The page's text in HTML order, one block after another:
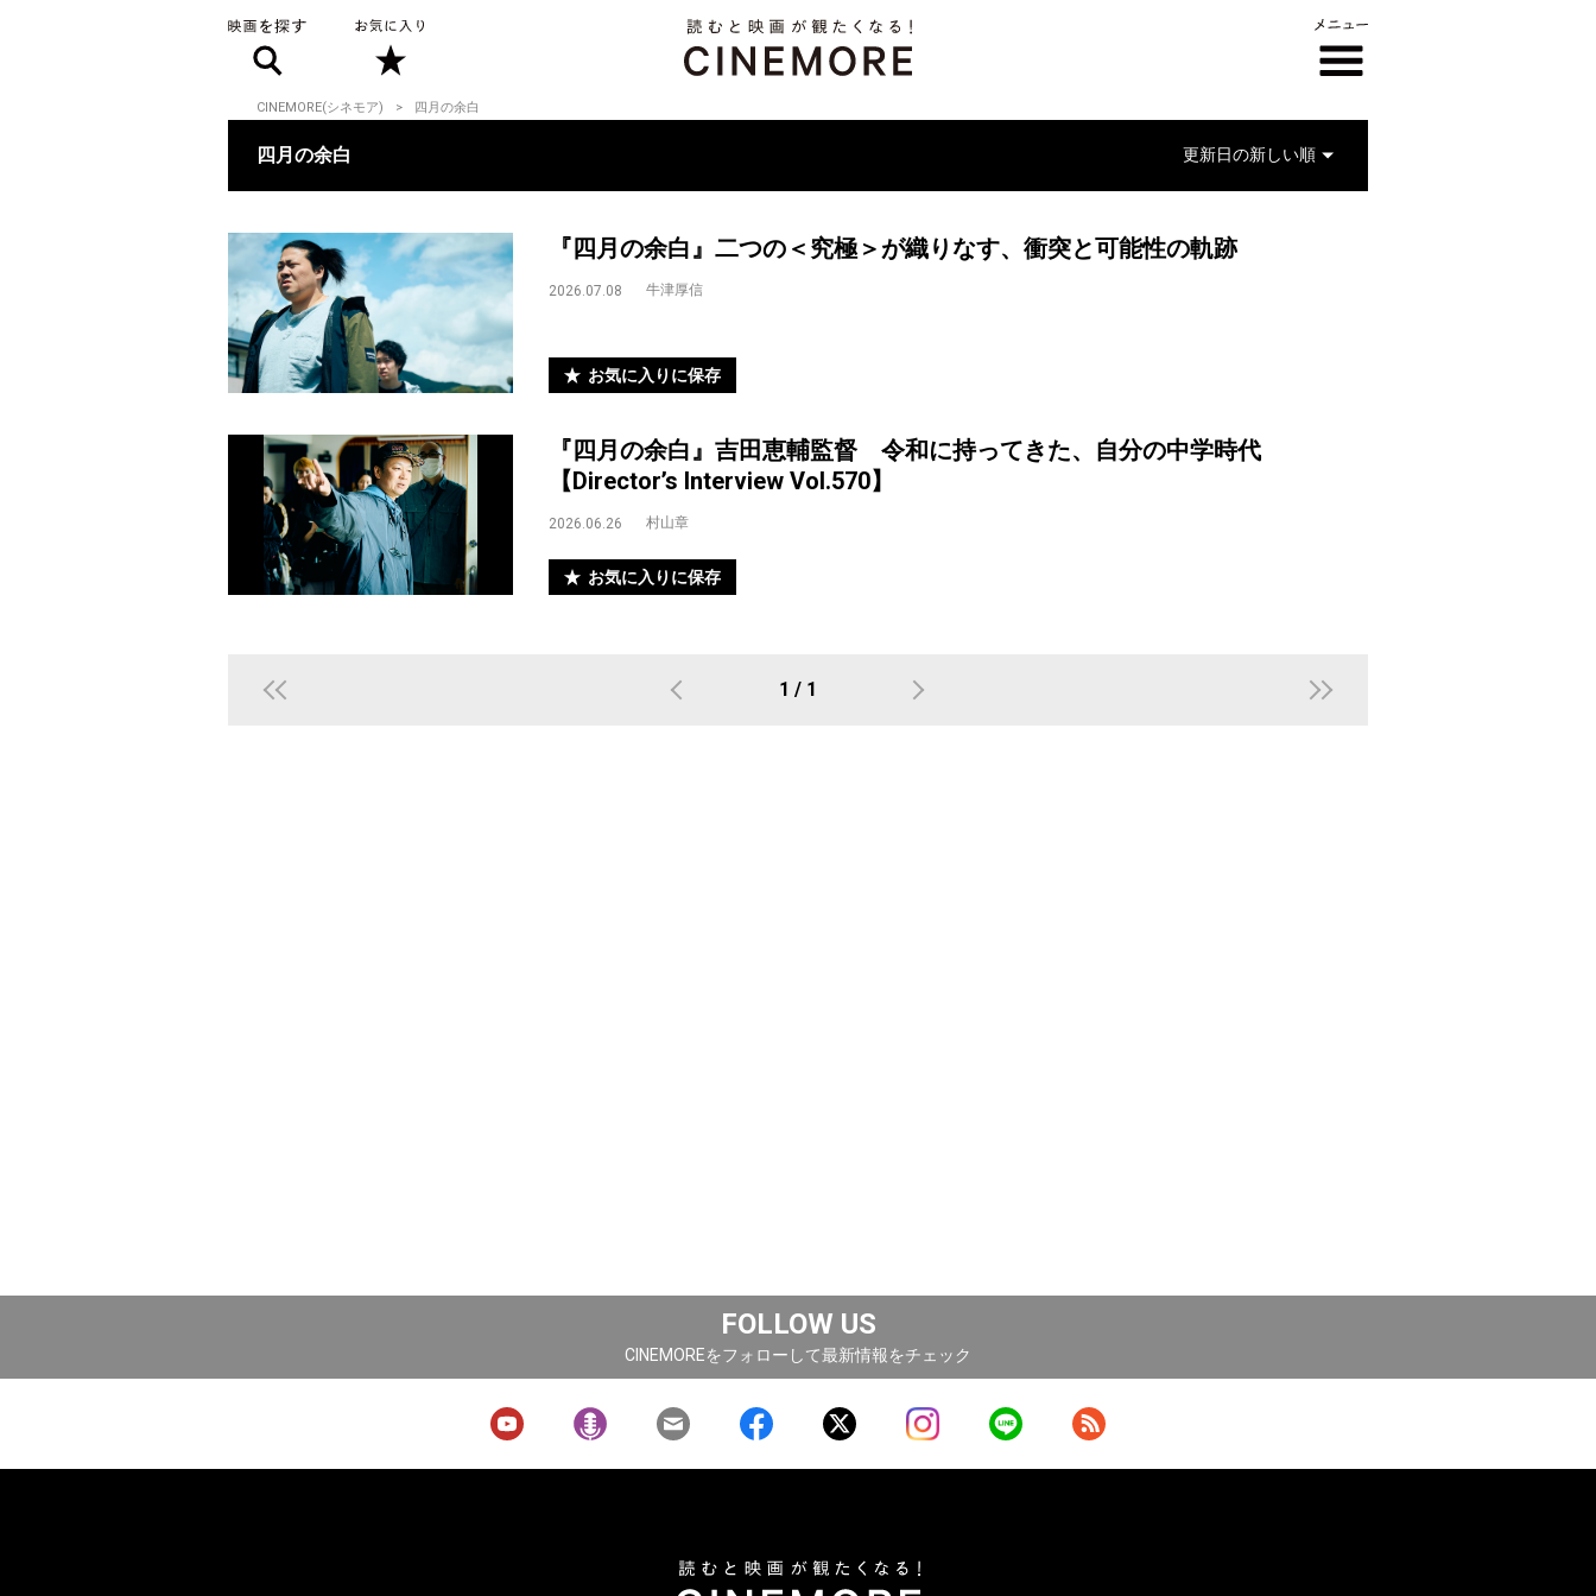
CINEMORE(シネモア) 四月の余白
四月の余白
『四月の余白』二つの＜究極＞が織りなす、衝突と可能性の軌跡
2026.07.08 牛津厚信
お気に入りに保存
『四月の余白』吉田恵輔監督 令和に持ってきた、自分の中学時代
【Director’s Interview Vol.570】
2026.06.26 村山章
お気に入りに保存
1 / 1
FOLLOW US
CINEMOREをフォローして最新情報をチェック